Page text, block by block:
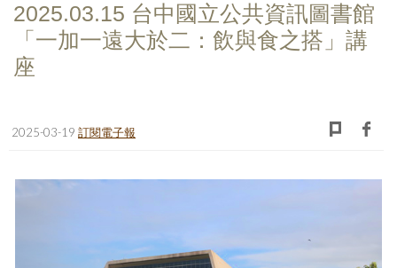
旅遊集
旅遊美食集
日記簿
2025.03.15 台中國立公共資訊圖書館
「一加一遠大於二：飲與食之搭」講
座
2025-03-19 訂閱電子報